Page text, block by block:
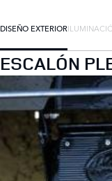
DISEÑO EXTERIOR
ESCALÓN